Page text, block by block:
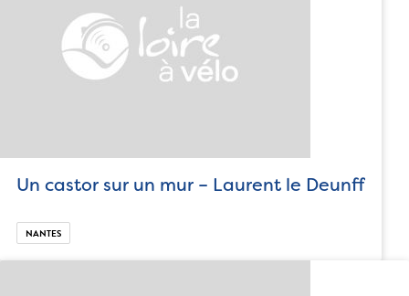
Un castor sur un mur – Laurent le Deunff
NANTES